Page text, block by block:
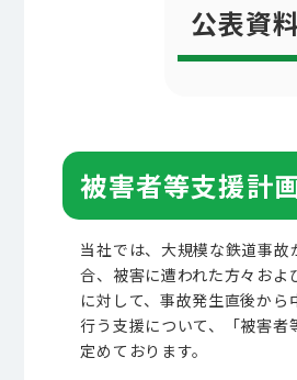
公表資
被害者等支援計
当社では、大規模な鉄道事故
合、被害に遭われた方々およ
に対して、事故発生直後から
行う支援について、「被害者
定めております。